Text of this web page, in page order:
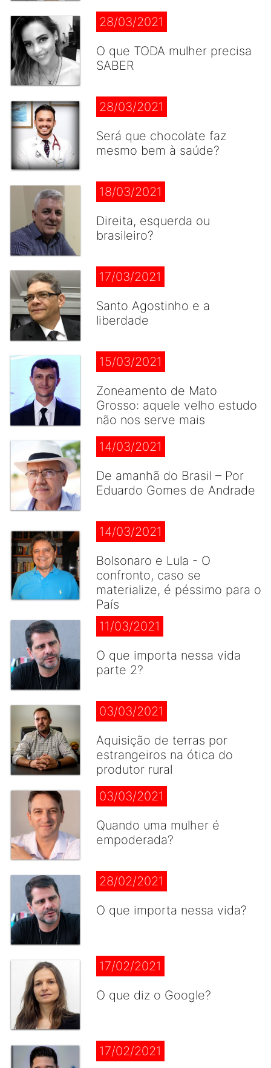
28/03/2021
O que TODA mulher precisa
SABER
28/03/2021
Será que chocolate faz
mesmo bem à saúde?
18/03/2021
Direita, esquerda ou
brasileiro?
17/03/2021
Santo Agostinho e a
liberdade
15/03/2021
Zoneamento de Mato
Grosso: aquele velho estudo
não nos serve mais
14/03/2021
De amanhã do Brasil – Por
Eduardo Gomes de Andrade
14/03/2021
Bolsonaro e Lula - O
confronto, caso se
materialize, é péssimo para o
País
11/03/2021
O que importa nessa vida
parte 2?
03/03/2021
Aquisição de terras por
estrangeiros na ótica do
produtor rural
03/03/2021
Quando uma mulher é
empoderada?
28/02/2021
O que importa nessa vida?
17/02/2021
O que diz o Google?
17/02/2021